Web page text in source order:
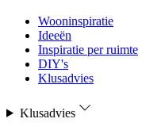
Wooninspiratie
Ideeën
Inspiratie per ruimte
DIY's
Klusadvies
Klusadvies